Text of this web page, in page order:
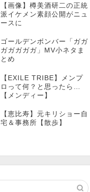
【画像】樽美酒研二の正統
派イケメン素顔公開がニュ
ースに
ゴールデンボンバー「ガガ
ガガガガガ」MV小ネタま
とめ
【EXILE TRIBE】メンプ
ロって何？と思ったら…
【メンディー】
【恵比寿】元キリショー自
宅＆事務所【散歩】